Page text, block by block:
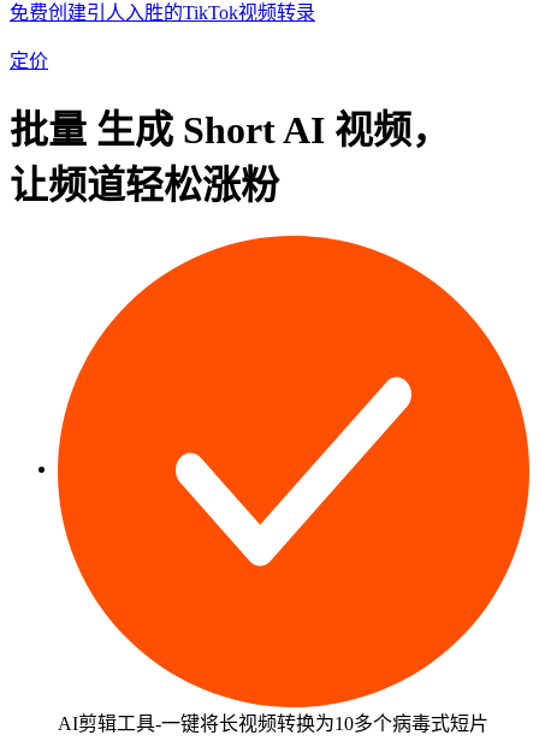
免费创建引人入胜的TikTok视频转录
定价
批量 生成 Short AI 视频，
让频道轻松涨粉
AI剪辑工具-一键将长视频转换为10多个病毒式短片